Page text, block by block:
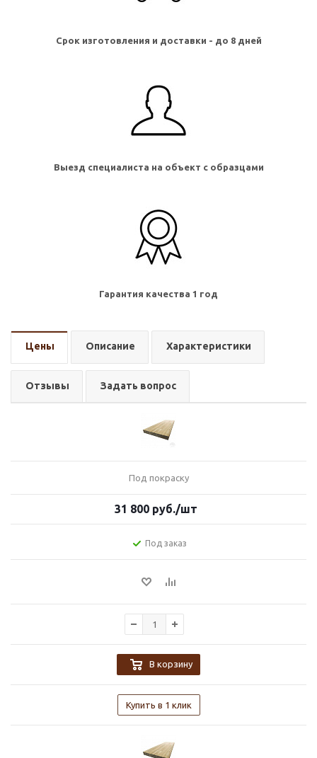
Срок изготовления и доставки - до 8 дней
Выезд специалиста на объект с образцами
Гарантия качества 1 год
Цены Описание Характеристики
Отзывы Задать вопрос
Под покраску
31 800 руб./шт
Под заказ
В корзину
Купить в 1 клик